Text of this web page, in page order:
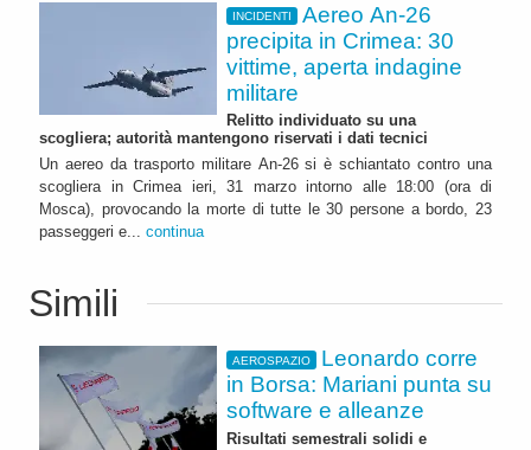
INCIDENTI
Aereo An-26
precipita in Crimea: 30
vittime, aperta indagine
militare
Relitto individuato su una
scogliera; autorità mantengono riservati i dati tecnici
Un aereo da trasporto militare An‑26 si è schiantato contro una
scogliera in Crimea ieri, 31 marzo intorno alle 18:00 (ora di
Mosca), provocando la morte di tutte le 30 persone a bordo, 23
passeggeri e... continua
Simili
AEROSPAZIO
Leonardo corre
in Borsa: Mariani punta su
software e alleanze
Risultati semestrali solidi e